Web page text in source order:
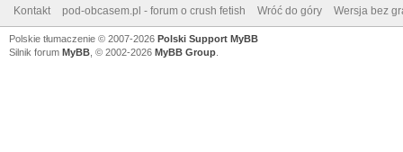
Kontakt pod-obcasem.pl - forum o crush fetish Wróć do góry Wersja bez
Polskie tłumaczenie © 2007-2026 Polski Support MyBB
Silnik forum MyBB , © 2002-2026 MyBB Group